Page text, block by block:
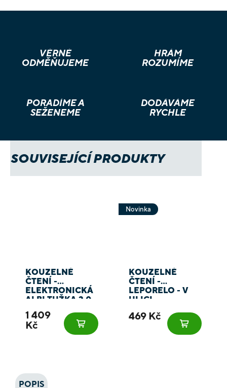
VĚRNÉ
ODMĚŇUJEME
HRÁM
ROZUMÍME
PORADÍME A
SEŽENEME
DODÁVÁME
RYCHLE
SOUVISEJÍCÍ PRODUKTY
KOUZELNÉ
ČTENÍ -
ELEKTRONICKÁ
ALBI TUŽKA 2.0
1 409
Kč
Novinka
KOUZELNÉ
ČTENÍ -
LEPORELO - V
ULICI
469 Kč
POPIS